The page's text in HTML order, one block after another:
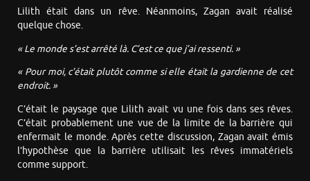
Lilith était dans un rêve. Néanmoins, Zagan avait réalisé
quelque chose.
« Le monde s’est arrêté là. C’est ce que j’ai ressenti. »
« Pour moi, c’était plutôt comme si elle était la gardienne de cet
endroit. »
C’était le paysage que Lilith avait vu une fois dans ses rêves.
C’était probablement une vue de la limite de la barrière qui
enfermait le monde. Après cette discussion, Zagan avait émis
l’hypothèse que la barrière utilisait les rêves immatériels
comme support.